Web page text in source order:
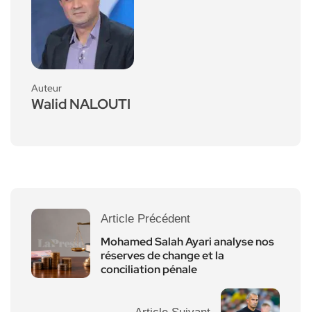
Auteur
Walid NALOUTI
Article Précédent
Mohamed Salah Ayari analyse nos
réserves de change et la
conciliation pénale